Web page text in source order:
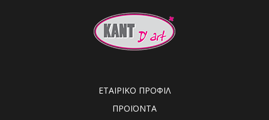
ΕΤΑΙΡΙΚΟ ΠΡΟΦΙΛ
ΠΡΟΪΟΝΤΑ